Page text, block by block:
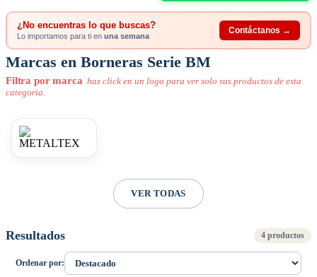
¿No encuentras lo que buscas?
Lo importamos para ti en una semana
Contáctanos →
Marcas en Borneras Serie BM
Filtra por marca haz click en un logo para ver solo sus productos de esta
categoria.
VER TODAS
Resultados 4 productos
Ordenar por: